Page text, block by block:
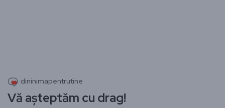
dininimapentrutine
Vă așteptăm cu drag!